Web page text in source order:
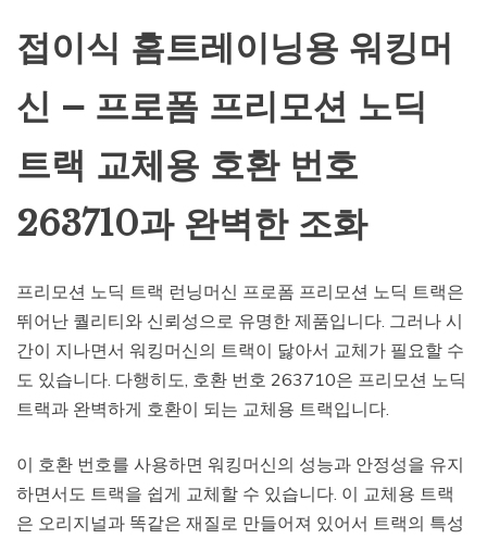
접이식 홈트레이닝용 워킹머
신 – 프로폼 프리모션 노딕
트랙 교체용 호환 번호
263710과 완벽한 조화
프리모션 노딕 트랙 런닝머신 프로폼 프리모션 노딕 트랙은
뛰어난 퀄리티와 신뢰성으로 유명한 제품입니다. 그러나 시
간이 지나면서 워킹머신의 트랙이 닳아서 교체가 필요할 수
도 있습니다. 다행히도, 호환 번호 263710은 프리모션 노딕
트랙과 완벽하게 호환이 되는 교체용 트랙입니다.
이 호환 번호를 사용하면 워킹머신의 성능과 안정성을 유지
하면서도 트랙을 쉽게 교체할 수 있습니다. 이 교체용 트랙
은 오리지널과 똑같은 재질로 만들어져 있어서 트랙의 특성